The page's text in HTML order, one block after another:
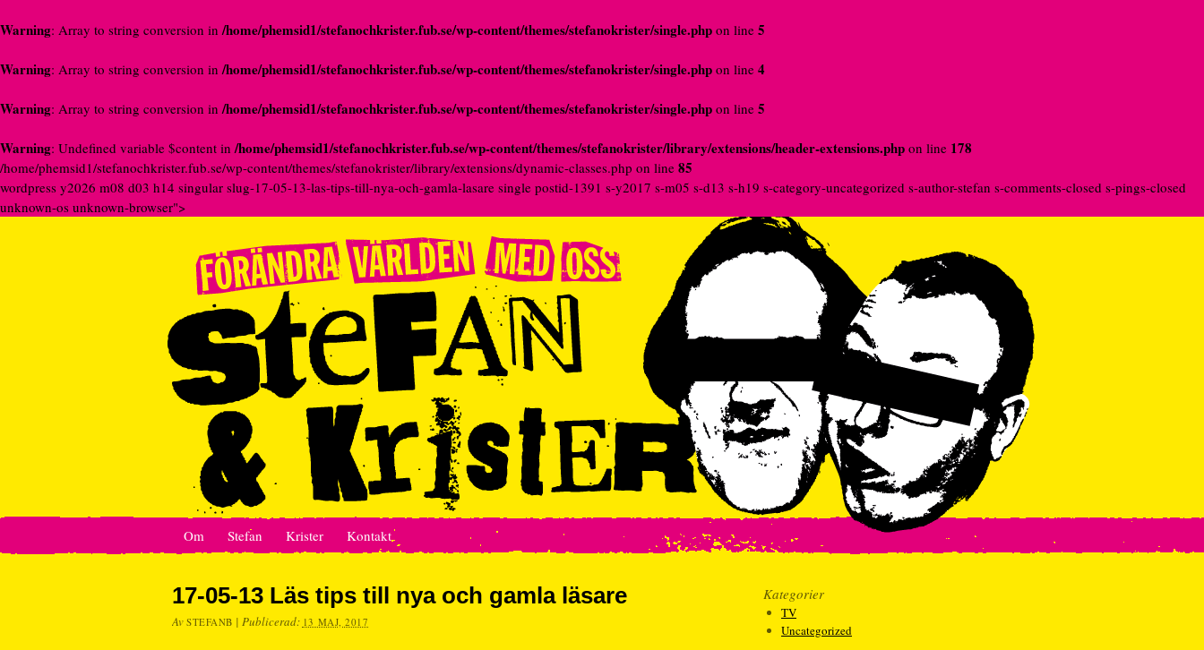
Warning: Array to string conversion in/home/phemsid1/stefanochkrister.fub.se/wp-content/themes/stefanokrister/single.php on line 5
Warning: Array to string conversion in/home/phemsid1/stefanochkrister.fub.se/wp-content/themes/stefanokrister/single.php on line 4
Warning: Array to string conversion in/home/phemsid1/stefanochkrister.fub.se/wp-content/themes/stefanokrister/single.php on line 5
Warning: Undefined variable $content in/home/phemsid1/stefanochkrister.fub.se/wp-content/themes/stefanokrister/library/extensions/header-extensions.php on line 178
/home/phemsid1/stefanochkrister.fub.se/wp-content/themes/stefanokrister/library/extensions/dynamic-classes.php on line 85
wordpress y2026 m08 d03 h14 singular slug-17-05-13-las-tips-till-nya-och-gamla-lasare single postid-1391 s-y2017 s-m05 s-d13 s-h19 s-category-uncategorized s-author-stefan s-comments-closed s-pings-closed
unknown-os unknown-browser">
Om Stefan Krister Kontakt
17-05-13 Läs tips till nya och gamla läsare
Av STEFANB | Publicerad: 13 MAJ, 2017
Kategorier
TV
Uncategorized